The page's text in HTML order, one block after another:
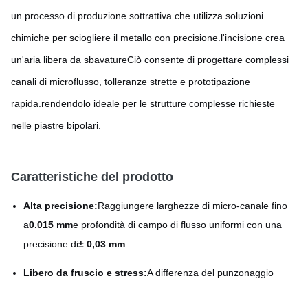
un processo di produzione sottrattiva che utilizza soluzioni
chimiche per sciogliere il metallo con precisione.l'incisione crea
un'aria libera da sbavatureCiò consente di progettare complessi
canali di microflusso, tolleranze strette e prototipazione
rapida.rendendolo ideale per le strutture complesse richieste
nelle piastre bipolari.
Caratteristiche del prodotto
Alta precisione:Raggiungere larghezze di micro-canale fino
a0.015 mme profondità di campo di flusso uniformi con una
precisione di± 0,03 mm
Libero da fruscio e stress:A differenza del punzonaggio